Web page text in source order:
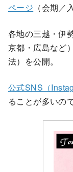
ページ （会期／
各地の三越・伊
京都・広島など
法）を公開。
公式SNS（
ることが多いの